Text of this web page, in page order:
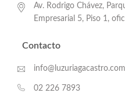
Av. Rodrigo Chávez,
Empresarial 5, Piso 1,
Contacto
info@luzuriagacastro.com
02 226 7893